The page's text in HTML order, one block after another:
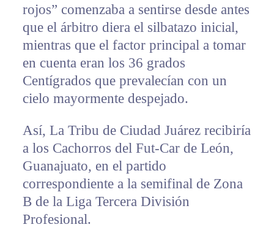
rojos” comenzaba a sentirse desde antes
que el árbitro diera el silbatazo inicial,
mientras que el factor principal a tomar
en cuenta eran los 36 grados
Centígrados que prevalecían con un
cielo mayormente despejado.
Así, La Tribu de Ciudad Juárez recibiría
a los Cachorros del Fut-Car de León,
Guanajuato, en el partido
correspondiente a la semifinal de Zona
B de la Liga Tercera División
Profesional.